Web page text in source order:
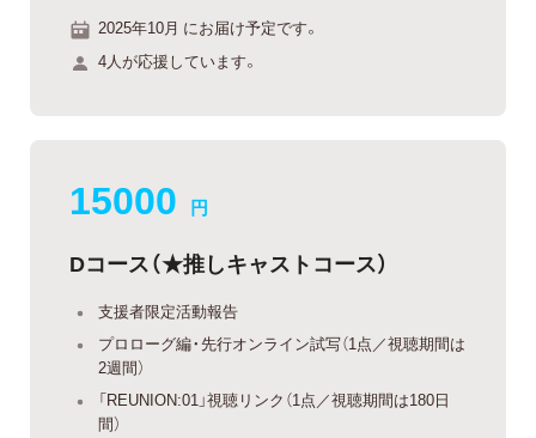
2025年10月 にお届け予定です。
4人が応援しています。
15000 円
Dコース（★推しキャストコース）
支援者限定活動報告
プロローグ編・先行オンライン試写（1点／視聴期間は
2週間）
「REUNION:01」視聴リンク（1点／視聴期間は180日
間）